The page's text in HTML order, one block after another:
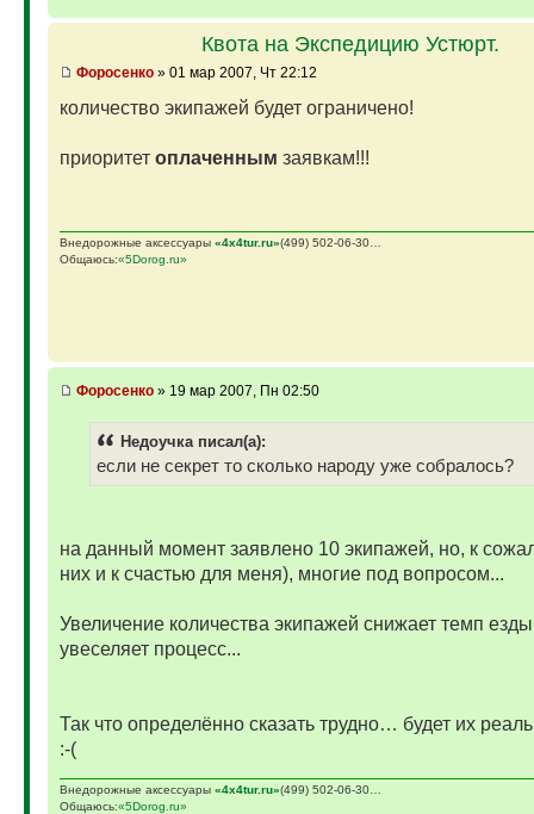
Квота на Экспедицию Устюрт.
Фopoceнкo» 01 мар 2007, Чт 22:12
количество экипажей будет ограничено!
приоритет оплаченным заявкам!!!
Внедорожные аксессуары «4х4tur.ru»(499) 502-06-30…
Общаюсь:«5Dorog.ru»
Фopoceнкo» 19 мар 2007, Пн 02:50
Недоучка писал(а):
если не секрет то сколько народу уже собралось?
на данный момент заявлено 10 экипажей, но, к
них и к счастью для меня), многие под вопросом...
Увеличение количества экипажей снижает темп
увеселяет процесс...
Так что определённо сказать трудно… будет их
:-(
Внедорожные аксессуары «4х4tur.ru»(499) 502-06-30…
Общаюсь:«5Dorog.ru»